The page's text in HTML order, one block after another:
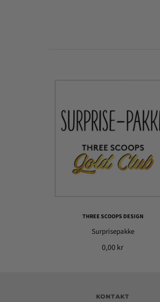
THREE SCOOPS DESIGN
Surprisepakke
0,00 kr
KONTAKT